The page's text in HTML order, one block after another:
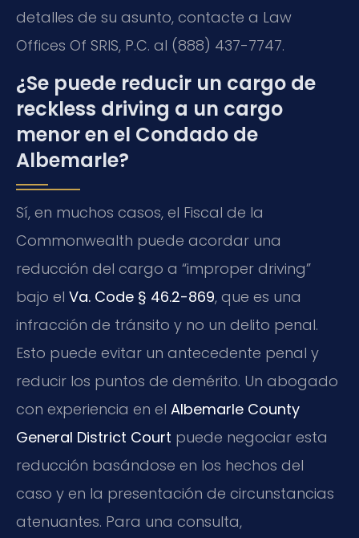
detalles de su asunto, contacte a Law
Offices Of SRIS, P.C. al (888) 437-7747.
¿Se puede reducir un cargo de
reckless driving a un cargo
menor en el Condado de
Albemarle?
Sí, en muchos casos, el Fiscal de la
Commonwealth puede acordar una
reducción del cargo a “improper driving”
bajo el Va. Code § 46.2-869, que es una
infracción de tránsito y no un delito penal.
Esto puede evitar un antecedente penal y
reducir los puntos de demérito. Un abogado
con experiencia en el Albemarle County
General District Court puede negociar esta
reducción basándose en los hechos del
caso y en la presentación de circunstancias
atenuantes. Para una consulta,